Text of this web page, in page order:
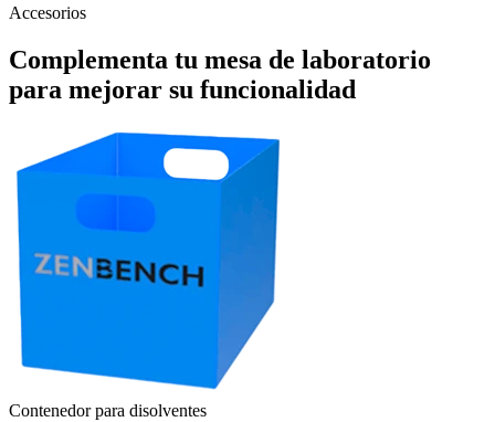
Accesorios
Complementa tu mesa de laboratorio
para mejorar su funcionalidad
Contenedor para disolventes